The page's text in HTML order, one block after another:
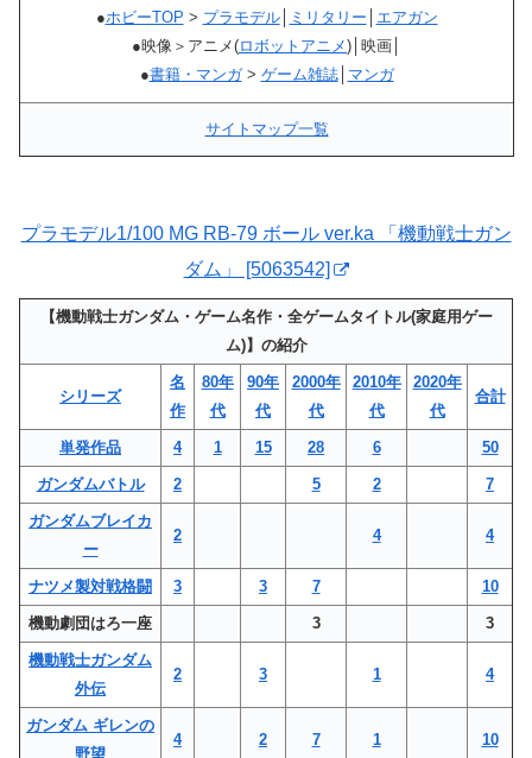
●ホビーTOP > プラモデル│ ミリタリー
エアガン
●映像＞アニメ(ロボットアニメ)│映画│
●書籍・マンガ> ゲーム雑誌│ マンガ
サイトマップ一覧
プラモデル1/100 MG RB-79 ボール ver.ka 「機動戦士ガン
ダム」 [5063542]
【機動戦士ガンダム・ゲーム名作・全ゲームタイトル(家庭用ゲー
ム)】の紹介
シリーズ
名
作
80年
代
90年
代
2000年
代
2010年
代
2020年
代
合計
単発作品 4 1 15 28 6 50
ガンダムバトル 2 5 2 7
ガンダムブレイカ
ー
2 4 4
ナツメ製対戦格闘 3 3 7 10
機動劇団はろ一座 3 3
機動戦士ガンダム
外伝
2 3 1 4
ガンダム ギレンの
野望
4 2 7 1 10